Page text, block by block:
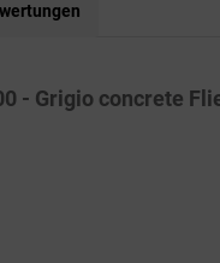
- Grigio concrete